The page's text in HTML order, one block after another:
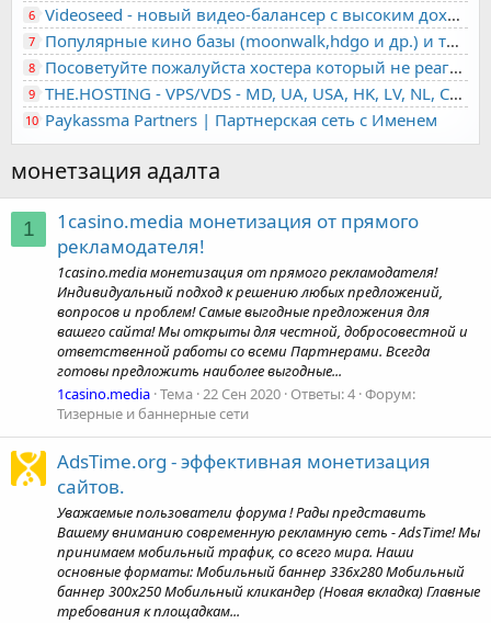
6 Videoseed - новый видео-балансер с высоким доходом
7 Популярные кино базы (moonwalk,hdgo и др.) и торренты в одном плеере для вашего сайта
8 Посоветуйте пожалуйста хостера который не реагирует на ркн
9 THE.HOSTING - VPS/VDS - MD, UA, USA, HK, LV, NL, CA, DE, SK, CZE, GB, IL, TR, PL, BG, RO, IT, FL, HU, PT.
10 Paykassma Partners | Партнерская сеть с Именем
монетзация адалта
1
1casino.media монетизация от прямого
рекламодателя!
1casino.media монетизация от прямого рекламодателя!
Индивидуальный подход к решению любых предложений,
вопросов и проблем! Самые выгодные предложения для
вашего сайта! Мы открыты для честной, добросовестной и
ответственной работы со всеми Партнерами. Всегда
готовы предложить наиболее выгодные...
1casino.media Тема 22 Сен 2020 Ответы: 4 Форум:
Тизерные и баннерные сети
AdsTime.org - эффективная монетизация
сайтов.
Уважаемые пользователи форума ! Рады представить
Вашему вниманию современную рекламную сеть - AdsTime! Мы
принимаем мобильный трафик, со всего мира. Наши
основные форматы: Мобильный баннер 336x280 Мобильный
баннер 300х250 Мобильный кликандер (Новая вкладка) Главные
требования к площадкам...